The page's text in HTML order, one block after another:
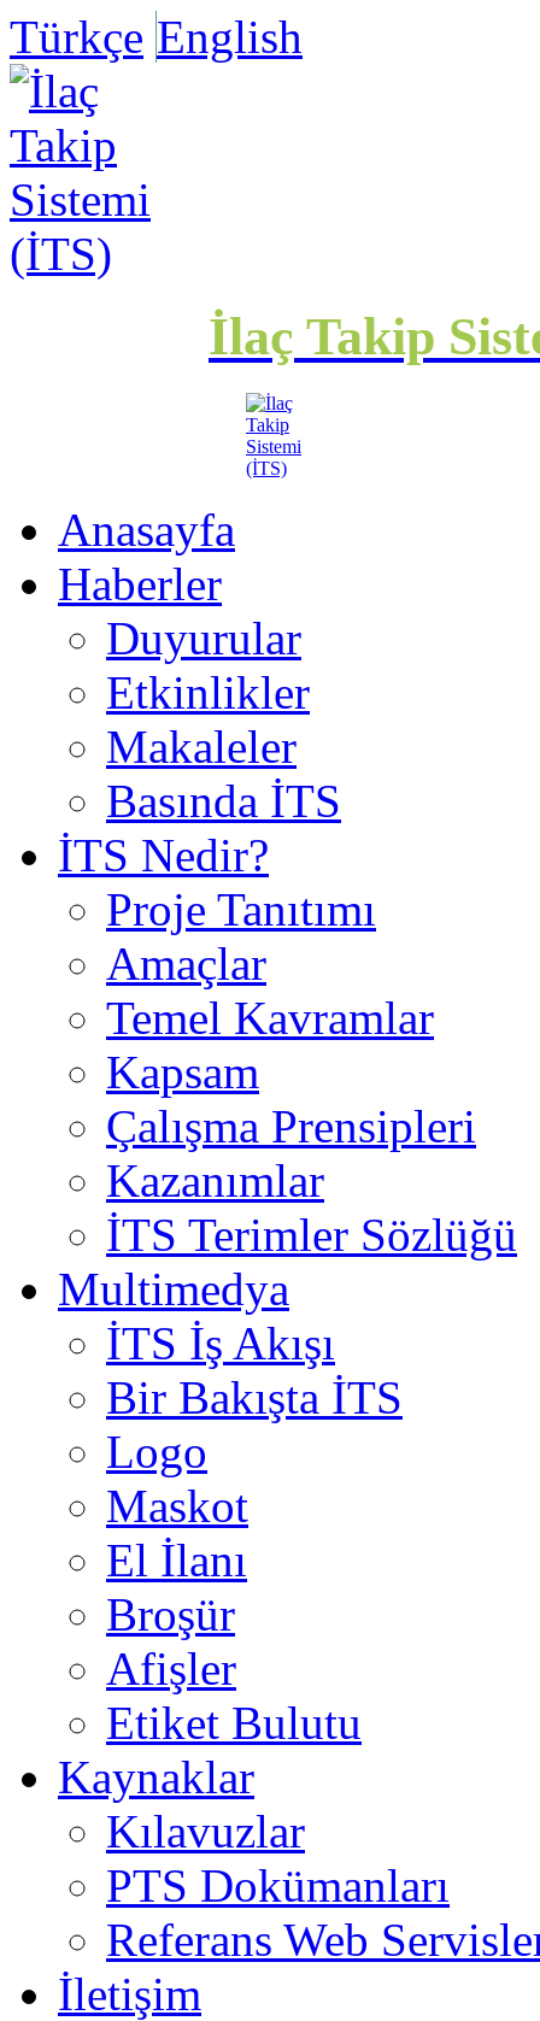
Türkçe English
İlaç Takip
Anasayfa
Haberler
Duyurular
Etkinlikler
Makaleler
Basında İTS
İTS Nedir?
Proje Tanıtımı
Amaçlar
Temel Kavramlar
Kapsam
Çalışma Prensipleri
Kazanımlar
İTS Terimler Sözlüğü
Multimedya
İTS İş Akışı
Bir Bakışta İTS
Logo
Maskot
El İlanı
Broşür
Afişler
Etiket Bulutu
Kaynaklar
Kılavuzlar
PTS Dokümanları
Referans Web
İletişim